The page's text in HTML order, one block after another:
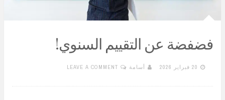
فضفضة عن التقييم السنوي!
20 فبراير 2026 أسامة LEAVE A COMMENT